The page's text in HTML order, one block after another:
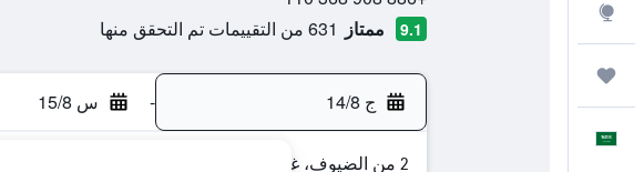
9.1 ممتاز 631 من التقييمات تم التحقق منها
ج 14/8 - س 15/8
2 من الضيوف، غرفة واحدة